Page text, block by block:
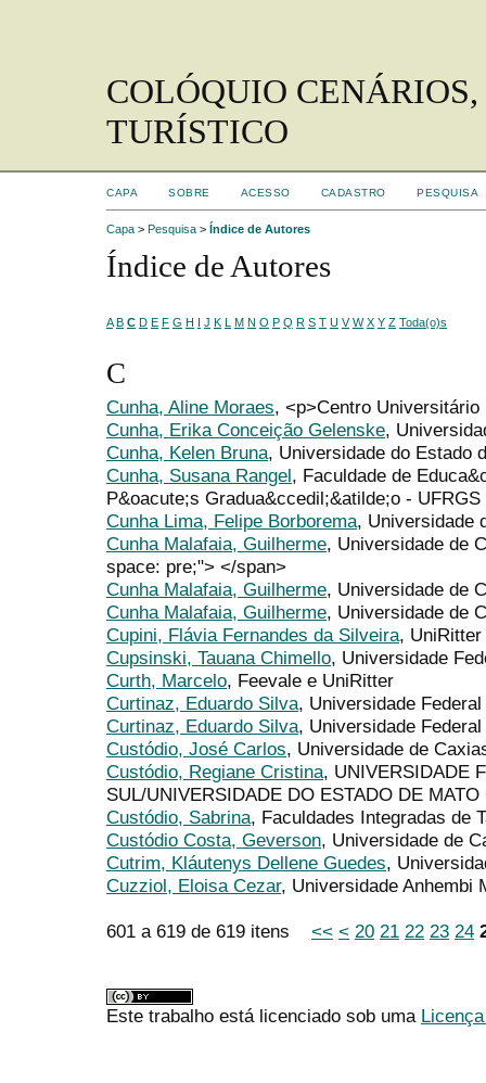
COLÓQUIO
TURÍSTICO
CAPA SOBRE ACESSO CADASTRO PESQUISA
Capa > Pesquisa > Índice de Autores
Índice de Autores
A B C D E F G H I J K L M N O P Q R S T U V W X Y Z Toda(o)s
C
Cunha, Aline Moraes, <p>Centro
Cunha, Erika Conceição Gelenske,
Cunha, Kelen Bruna, Universidade do Estado
Cunha, Susana Rangel, Faculdade de
P&oacute;s Gradua&ccedil;&atilde;o - UFRGS
Cunha Lima, Felipe Borborema, Universidade
Cunha Malafaia, Guilherme, Universidade de
space: pre;"> </span>
Cunha Malafaia, Guilherme, Universidade de
Cunha Malafaia, Guilherme, Universidade de
Cupini, Flávia Fernandes da Silveira,
Cupsinski, Tauana Chimello, Universidade
Curth, Marcelo, Feevale e UniRitter
Curtinaz, Eduardo Silva, Universidade
Curtinaz, Eduardo Silva, Universidade
Custódio, José Carlos, Universidade de
Custódio, Regiane Cristina, UNIVERSIDADE
SUL/UNIVERSIDADE DO ESTADO DE
Custódio, Sabrina, Faculdades Integradas de
Custódio Costa, Geverson, Universidade de
Cutrim, Kláutenys Dellene Guedes,
Cuzziol, Eloisa Cezar, Universidade Anhembi
601 a 619 de 619 itens << < 20 21 22 23 24
Este trabalho está licenciado sob uma